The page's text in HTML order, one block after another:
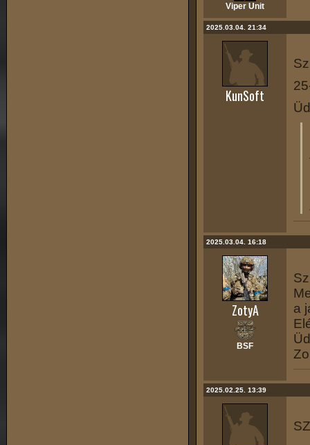
Viper Unit
2025.03.04. 21:34
KunSoft
2025.03.04. 16:18
ZotyA
BSF
a
2025.02.25. 13:39